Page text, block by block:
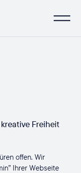
Freiheit
offen. Wir
Ihrer Webseite